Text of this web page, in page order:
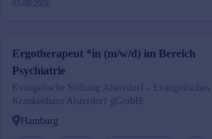
05.08.2026
Ergotherapeut *in (m/w/d) im Bereich
Psychiatrie
Evangelische Stiftung Alsterdorf - Evangelisches
Krankenhaus Alsterdorf gGmbH
Hamburg